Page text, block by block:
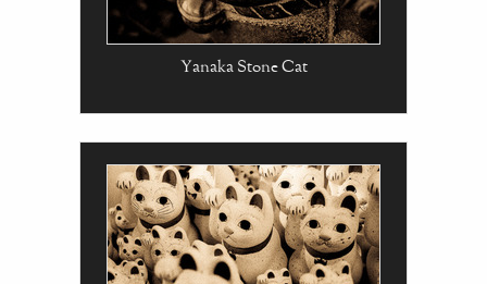
Yanaka Stone Cat